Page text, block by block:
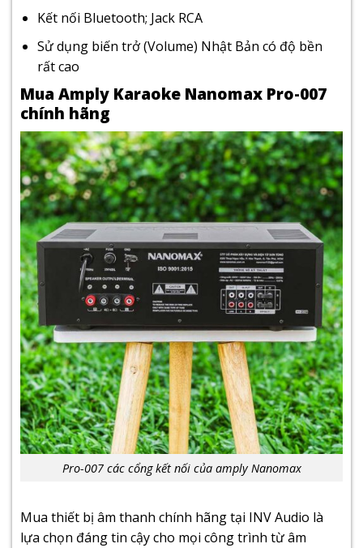
Kết nối Bluetooth; Jack RCA
Sử dụng biến trở (Volume) Nhật Bản có độ bền
rất cao
Mua Amply Karaoke Nanomax Pro-007
chính hãng
Pro-007 các cổng kết nối của amply Nanomax
Mua thiết bị âm thanh chính hãng tại INV Audio là
lựa chọn đáng tin cậy cho mọi công trình từâm